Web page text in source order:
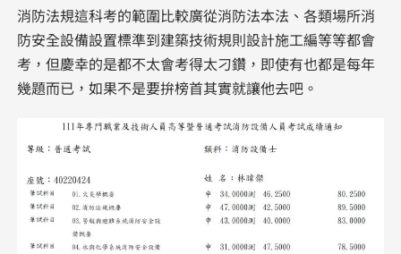
消防法規這科考的範圍比較廣從消防法本法、各類場所消
防安全設備設置標準到建築技術規則設計施工編等等都會
考，但慶幸的是都不太會考得太刁鑽，即使有也都是每年
幾題而已，如果不是要拚榜首其實就讓他去吧。